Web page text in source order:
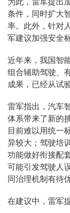
为此，雷军提出
条件，同时扩大
率。此外，针对
军建议加强安全
近年来，我国智
组合辅助驾驶、
成果，已经从试
雷军指出，汽车
体系带来了新的
目前难以用统一
异较大；驾驶培
功能做好衔接配
可能引发驾驶人
同治理机制有待
在建议中，雷军